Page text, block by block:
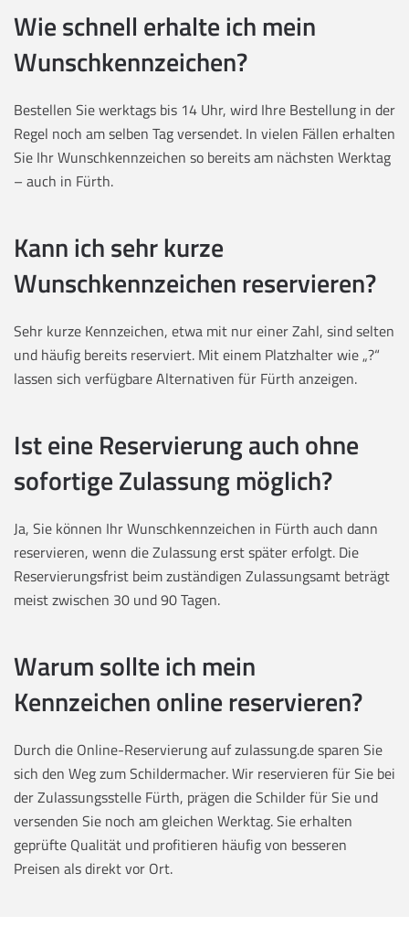
Wie schnell erhalte ich mein
Wunschkennzeichen?
Bestellen Sie werktags bis 14 Uhr, wird Ihre Bestellung in der
Regel noch am selben Tag versendet. In vielen Fällen erhalten
Sie Ihr Wunschkennzeichen so bereits am nächsten Werktag
– auch in Fürth.
Kann ich sehr kurze
Wunschkennzeichen reservieren?
Sehr kurze Kennzeichen, etwa mit nur einer Zahl, sind selten
und häufig bereits reserviert. Mit einem Platzhalter wie „?“
lassen sich verfügbare Alternativen für Fürth anzeigen.
Ist eine Reservierung auch ohne
sofortige Zulassung möglich?
Ja, Sie können Ihr Wunschkennzeichen in Fürth auch dann
reservieren, wenn die Zulassung erst später erfolgt. Die
Reservierungsfrist beim zuständigen Zulassungsamt beträgt
meist zwischen 30 und 90 Tagen.
Warum sollte ich mein
Kennzeichen online reservieren?
Durch die Online-Reservierung auf zulassung.de sparen Sie
sich den Weg zum Schildermacher. Wir reservieren für Sie bei
der Zulassungsstelle Fürth, prägen die Schilder für Sie und
versenden Sie noch am gleichen Werktag. Sie erhalten
geprüfte Qualität und profitieren häufig von besseren
Preisen als direkt vor Ort.